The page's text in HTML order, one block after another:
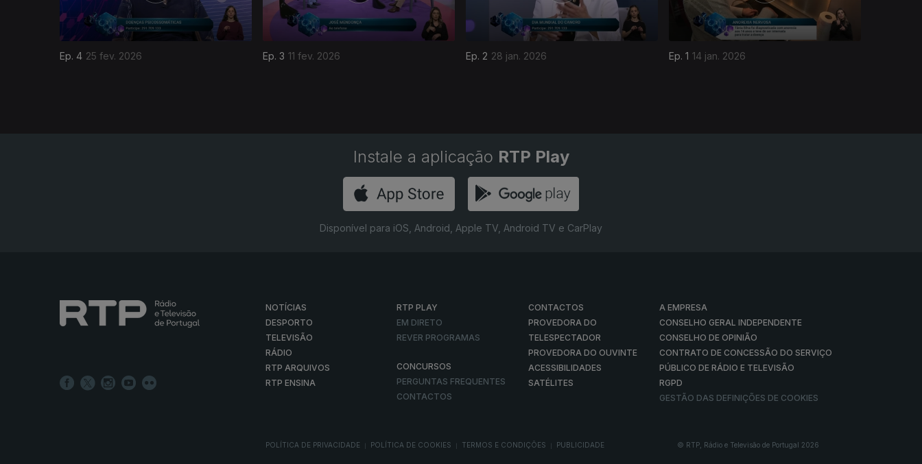
Ep. 4 25 fev. 2026 Ep. 3 11 fev. 2026 Ep. 2 28 jan. 2026 Ep. 1 14 jan. 2026
Instale a aplicação RTP Play
Disponível para iOS, Android, Apple TV, Android TV e CarPlay
NOTÍCIAS
DESPORTO
TELEVISÃO
RÁDIO
RTP ARQUIVOS
RTP ENSINA
RTP PLAY
EM DIRETO
REVER PROGRAMAS
CONCURSOS
PERGUNTAS FREQUENTES
CONTACTOS
CONTACTOS
PROVEDORA DO
TELESPECTADOR
PROVEDORA DO OUVINTE
ACESSIBILIDADES
SATÉLITES
A EMPRESA
CONSELHO GERAL INDEPENDENTE
CONSELHO DE OPINIÃO
CONTRATO DE CONCESSÃO DO SERVIÇO
PÚBLICO DE RÁDIO E TELEVISÃO
RGPD
GESTÃO DAS DEFINIÇÕES DE COOKIES
POLÍTICA DE PRIVACIDADE POLÍTICA DE COOKIES TERMOS E CONDIÇÕES PUBLICIDADE © RTP, Rádio e Televisão de Portugal 2026